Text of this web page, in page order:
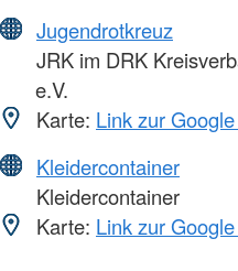
Jugendrotkreuz
JRK im DRK
e.V.
Karte: Link zur
Kleidercontainer
Kleidercontainer
Karte: Link zur